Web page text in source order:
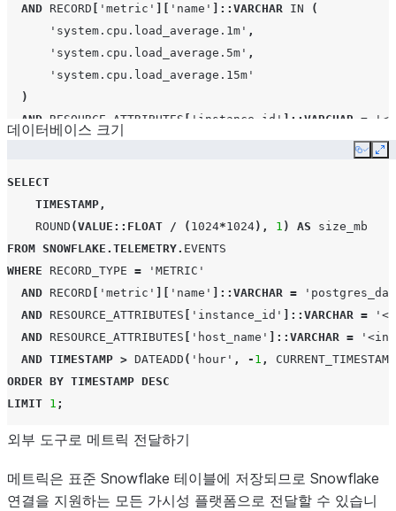
AND RECORD 'metric' 'name' ::VARCHAR IN
(
'system.cpu.load_average.1m' ,
'system.cpu.load_average.5m' ,
'system.cpu.load_average.15m'
)
AND RESOURCE_ATTRIBUTES [ 'instance_id' ] ::VARCHAR =
AND
RESOURCE_ATTRIBUTES
ORDER
데이터베이스 크기
Copy
SELECT
TIMESTAMP ,
ROUND (VALUE ::FLOAT / ( 1024*1024), 1 ) AS
size_mb
FROM SNOWFLAKE . TELEMETRY. EVENTS
WHERE
RECORD_TYPE =
'METRIC'
AND RECORD 'metric' 'name' ::VARCHAR =
AND RESOURCE_ATTRIBUTES 'instance_id' ::VARCHAR =
AND RESOURCE_ATTRIBUTES 'host_name' ::VARCHAR =
AND TIMESTAMP > DATEADD ( 'hour' , - 1 ,
CURRENT_TIMESTAMP
ORDER BY TIMESTAMP DESC
LIMIT 1 ;
외부 도구로 메트릭 전달하기
메트릭은 표준 Snowflake 테이블에 저장되므로 Snowflake
연결을 지원하는 모든 가시성 플랫폼으로 전달할 수 있습니